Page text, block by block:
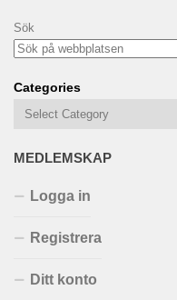
Sök
Categories
MEDLEMSKAP
Logga in
Registrera
Ditt konto